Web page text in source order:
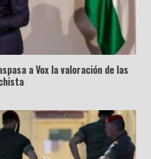
a Vox la valoración de las